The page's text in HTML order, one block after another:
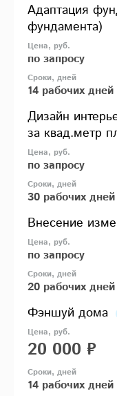
Адаптация
фундамента)
по запросу
14 рабочих дней
Дизайн
за квад.метр
по запросу
30 рабочих дней
Внесение
по запросу
20 рабочих дней
Фэншуй дома
20 000 ₽
14 рабочих дней